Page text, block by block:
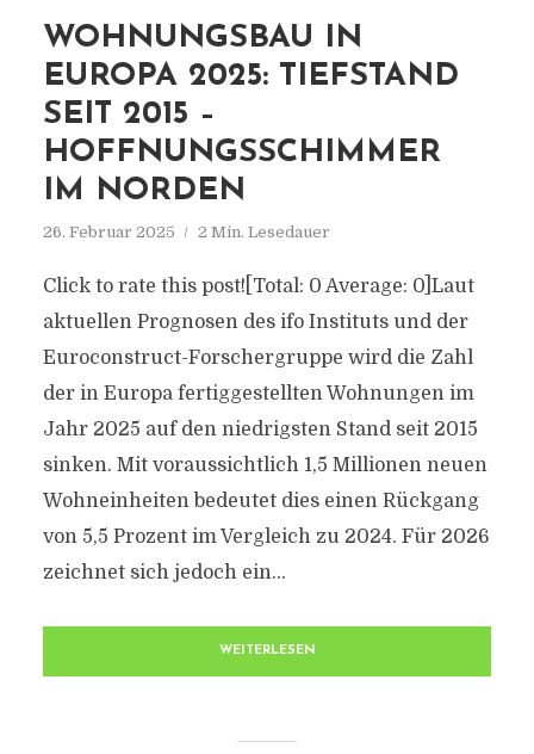
WOHNUNGSBAU IN
EUROPA 2025: TIEFSTAND
SEIT 2015 –
HOFFNUNGSSCHIMMER
IM NORDEN
26. Februar 2025 2 Min. Lesedauer
Click to rate this post![Total: 0 Average: 0]Laut
aktuellen Prognosen des ifo Instituts und der
Euroconstruct-Forschergruppe wird die Zahl
der in Europa fertiggestellten Wohnungen im
Jahr 2025 auf den niedrigsten Stand seit 2015
sinken. Mit voraussichtlich 1,5 Millionen neuen
Wohneinheiten bedeutet dies einen Rückgang
von 5,5 Prozent im Vergleich zu 2024. Für 2026
zeichnet sich jedoch ein...
WEITERLESEN